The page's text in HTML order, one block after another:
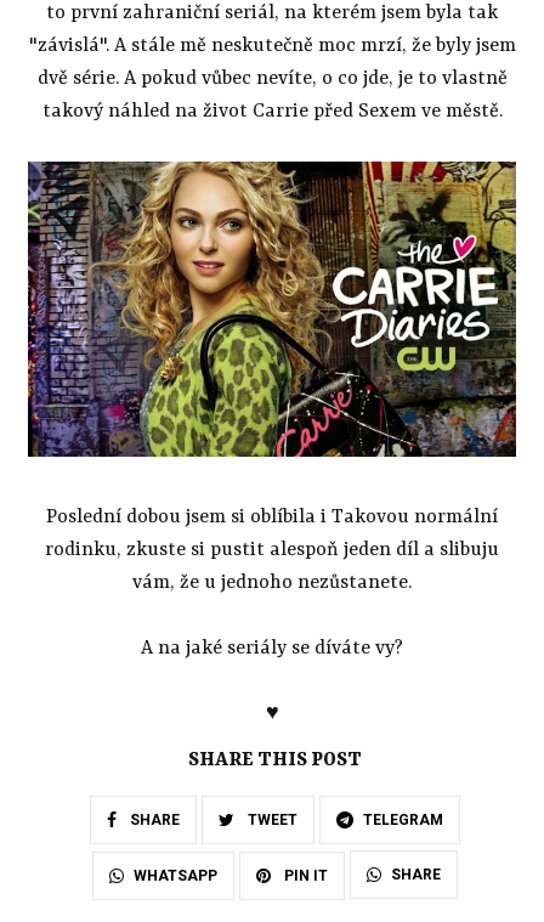
to první zahraniční seriál, na kterém jsem byla tak
"závislá". A stále mě neskutečně moc mrzí, že byly jsem
dvě série. A pokud vůbec nevíte, o co jde, je to vlastně
takový náhled na život Carrie před Sexem ve městě.
Poslední dobou jsem si oblíbila i Takovou normální
rodinku, zkuste si pustit alespoň jeden díl a slibuju
vám, že u jednoho nezůstanete.
A na jaké seriály se díváte vy?
♥
SHARE THIS POST
SHARE TWEET TELEGRAM
WHATSAPP PIN IT SHARE